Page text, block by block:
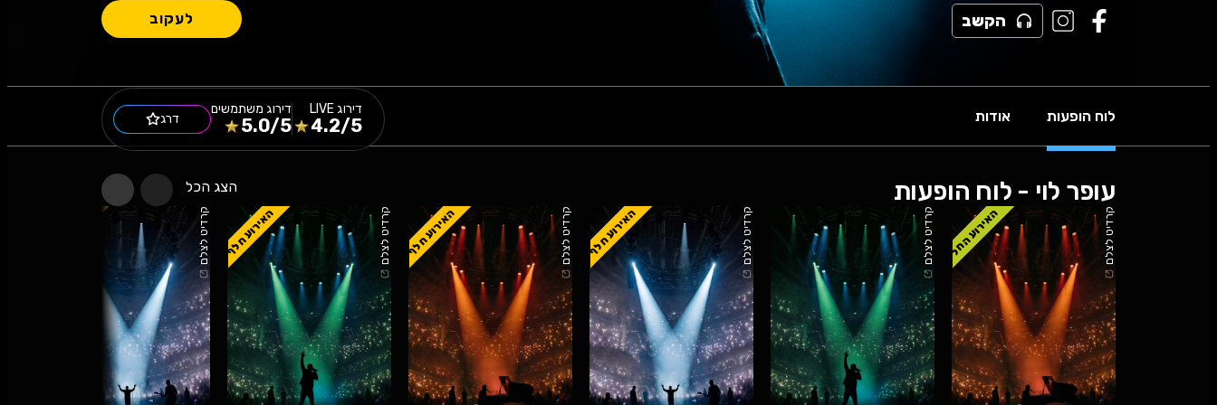
הקשב לעקוב
לוח הופעות אודות דירוג
4.2/5
דירוג משתמשים
5.0/5 דרג
עופר לוי - לוח הופעות הצג הכל
קרדיט לצלם האירוע החל קרדיט לצלם קרדיט לצלם האירוע חלף קרדיט לצלם האירוע חלף קרדיט לצלם האירוע חלף קרדיט לצלם